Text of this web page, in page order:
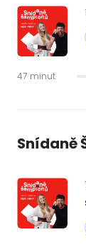
47 minut
Snídaně